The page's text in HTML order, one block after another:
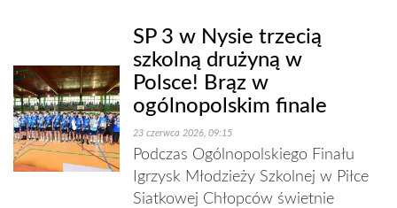
SP 3 w Nysie trzecią
szkolną drużyną w
Polsce! Brąz w
ogólnopolskim finale
23 czerwca 2026, 09:15
Podczas Ogólnopolskiego Finału
Igrzysk Młodzieży Szkolnej w Piłce
Siatkowej Chłopców świetnie